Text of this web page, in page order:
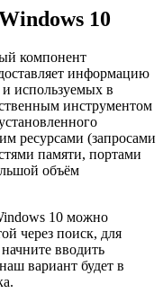
10
компонент
информацию
используемых в
инструментом
ресурсами (запросами
памяти, портами
объём
10 можно
через поиск, для
вводить
вариант будет в